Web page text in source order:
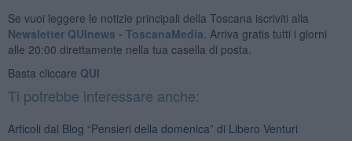
Se vuoi leggere le notizie principali della Toscana iscriviti alla
Newsletter QUInews - ToscanaMedia. Arriva gratis tutti i giorni
alle 20:00 direttamente nella tua casella di posta.
Basta cliccare QUI
Ti potrebbe interessare anche:
Articoli dal Blog “Pensieri della domenica” di Libero Venturi